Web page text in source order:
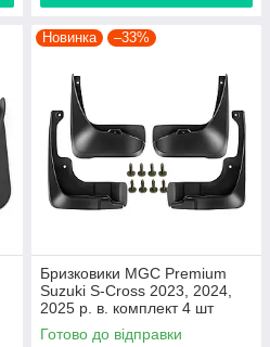
Новинка –33%
Бризковики MGC Premium
Suzuki S-Cross 2023, 2024,
2025 р. в. комплект 4 шт
Готово до відправки